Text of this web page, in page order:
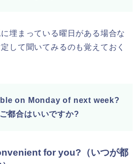
埋まっている曜日がある場合な
して聞いてみるのも覚えておく
on Monday of next week?
都合はいいですか?
for you?（いつが都